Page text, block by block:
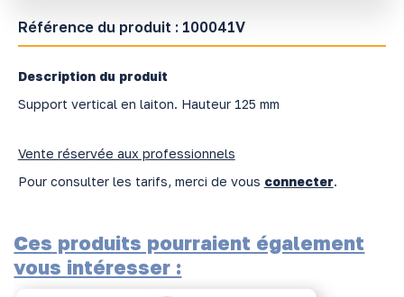
Référence du produit : 100041V
Description du produit
Support vertical en laiton. Hauteur 125 mm
Vente réservée aux professionnels
Pour consulter les tarifs, merci de vous connecter.
Ces produits pourraient également
vous intéresser :